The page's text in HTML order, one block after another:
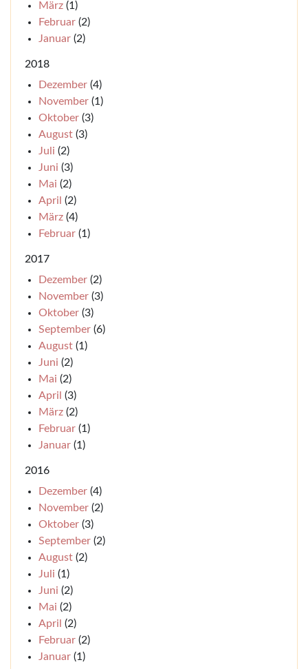
März (1)
Februar (2)
Januar (2)
2018
Dezember (4)
November (1)
Oktober (3)
August (3)
Juli (2)
Juni (3)
Mai (2)
April (2)
März (4)
Februar (1)
2017
Dezember (2)
November (3)
Oktober (3)
September (6)
August (1)
Juni (2)
Mai (2)
April (3)
März (2)
Februar (1)
Januar (1)
2016
Dezember (4)
November (2)
Oktober (3)
September (2)
August (2)
Juli (1)
Juni (2)
Mai (2)
April (2)
Februar (2)
Januar (1)